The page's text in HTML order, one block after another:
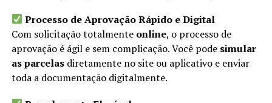
Processo de Aprovação Rápido e Digital
Com solicitação totalmente online, o processo de
aprovação é ágil e sem complicação. Você pode simular
as parcelasdiretamente no site ou aplicativo e enviar
toda a documentação digitalmente.